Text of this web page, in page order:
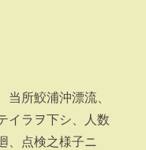
所鮫浦沖漂流、
イラヲ下シ、人数
、点検之様子ニ